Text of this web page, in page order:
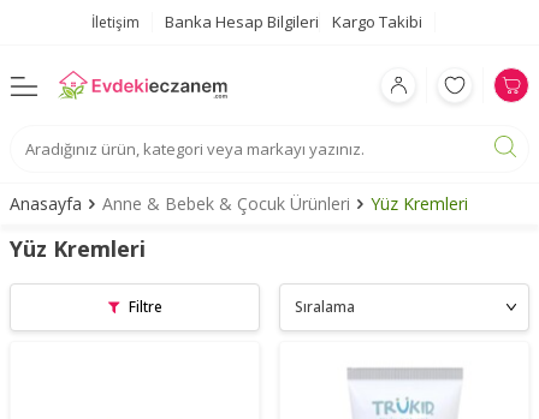
İletişim Banka Hesap Bilgileri Kargo Takibi
Anasayfa Anne & Bebek & Çocuk Ürünleri Yüz Kremleri
Yüz Kremleri
Filtre